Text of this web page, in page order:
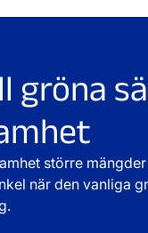
gröna
större
när den vanliga